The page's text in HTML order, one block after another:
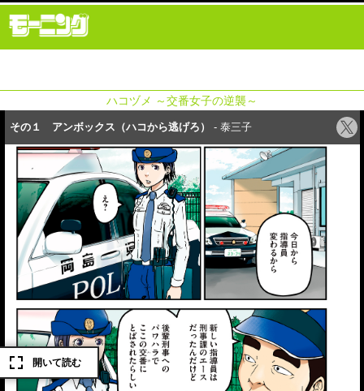
ハコヅメ ～交番女子の逆襲～